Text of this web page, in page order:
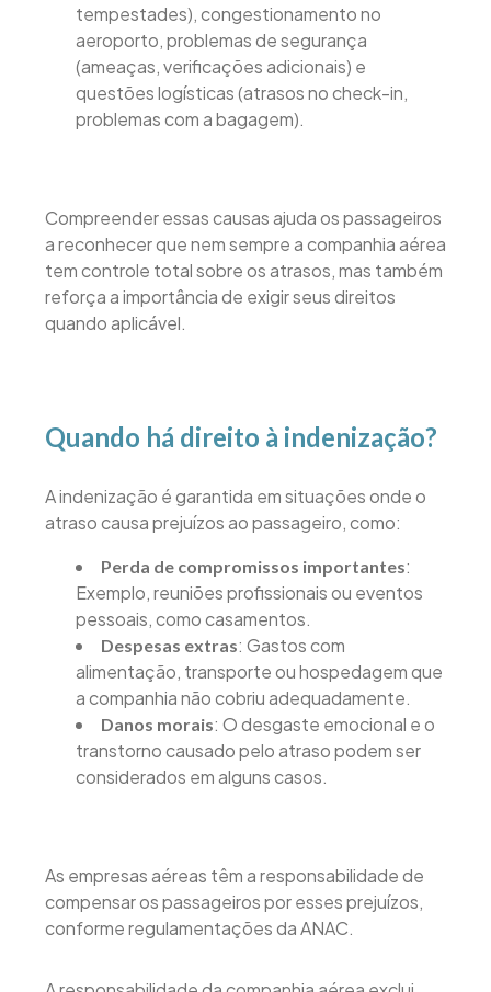
tempestades), congestionamento no
aeroporto, problemas de segurança
(ameaças, verificações adicionais) e
questões logísticas (atrasos no check-in,
problemas com a bagagem).
Compreender essas causas ajuda os passageiros
a reconhecer que nem sempre a companhia aérea
tem controle total sobre os atrasos, mas também
reforça a importância de exigir seus direitos
quando aplicável.
Quando há direito à indenização?
A indenização é garantida em situações onde o
atraso causa prejuízos ao passageiro, como:
Perda de compromissos importantes:
Exemplo, reuniões profissionais ou eventos
pessoais, como casamentos.
Despesas extras: Gastos com
alimentação, transporte ou hospedagem que
a companhia não cobriu adequadamente.
Danos morais: O desgaste emocional e o
transtorno causado pelo atraso podem ser
considerados em alguns casos.
As empresas aéreas têm a responsabilidade de
compensar os passageiros por esses prejuízos,
conforme regulamentações da ANAC.